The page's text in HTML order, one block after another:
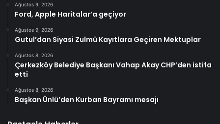
Ağustos 9, 2026
Ford, Apple Haritalar’a geçiyor
Ağustos 9, 2026
Gutul’dan Siyasi Zulmü Kayıtlara Geçiren Mektuplar
Ağustos 8, 2026
Çerkezköy Belediye Başkanı Vahap Akay CHP’den istifa
etti
Ağustos 8, 2026
Başkan Ünlü’den Kurban Bayramı mesajı